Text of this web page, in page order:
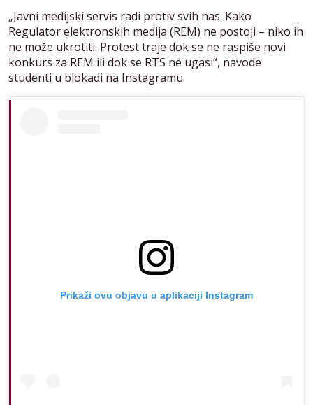
„Javni medijski servis radi protiv svih nas. Kako
Regulator elektronskih medija (REM) ne postoji – niko ih
ne može ukrotiti. Protest traje dok se ne raspiše novi
konkurs za REM ili dok se RTS ne ugasi“, navode
studenti u blokadi na Instagramu.
Prikaži ovu objavu u aplikaciji Instagram